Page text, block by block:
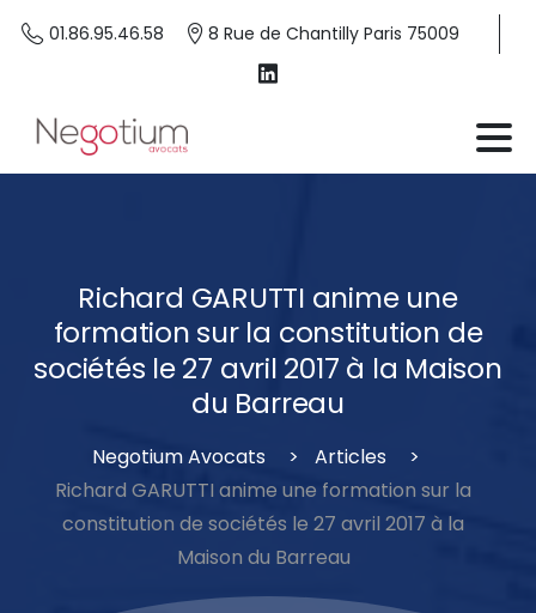
01.86.95.46.58 8 Rue de Chantilly Paris 75009
Richard GARUTTI anime une
formation sur la constitution de
sociétés le27 avril 2017 à la Maison
du Barreau
Negotium Avocats
Articles
Richard GARUTTI anime une formation sur la
constitution de sociétés le 27 avril 2017 à la
Maison du Barreau